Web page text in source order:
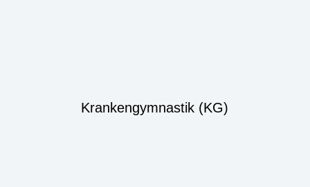
Krankengymnastik (KG)